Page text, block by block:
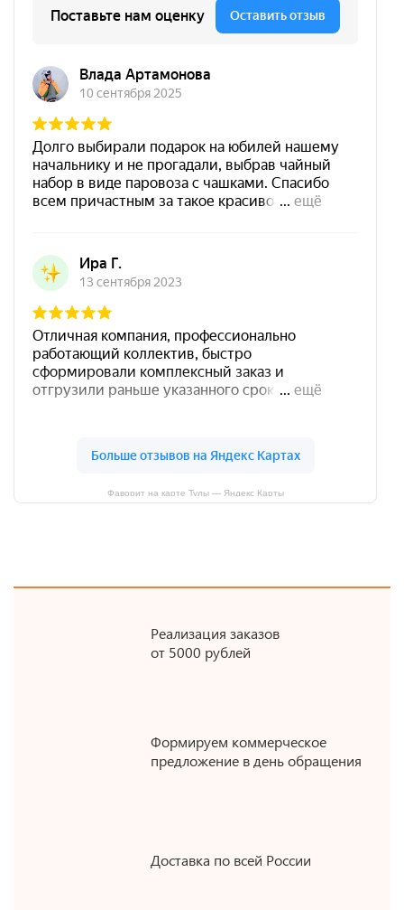
Фаворит на карте Тулы — Яндекс Карты
Реализация заказов
от 5000 рублей
Формируем коммерческое
предложение в день обращения
Доставка по всей России